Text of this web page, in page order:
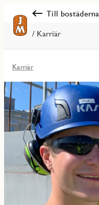
Till bostäderna
/ Karriär
Karriär